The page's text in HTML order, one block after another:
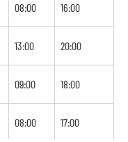
08:00 16:00
13:00 20:00
09:00 18:00
08:00 17:00